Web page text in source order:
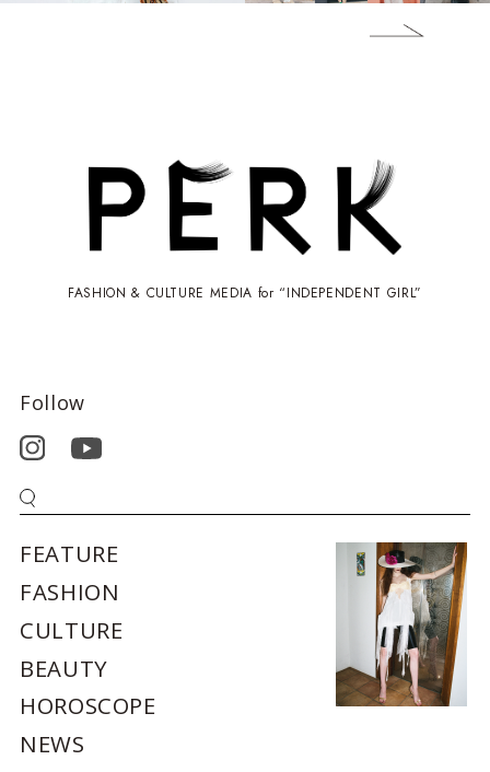
FASHION & CULTURE MEDIA for “INDEPENDENT GIRL”
Follow
FEATURE
FASHION
CULTURE
BEAUTY
HOROSCOPE
NEWS